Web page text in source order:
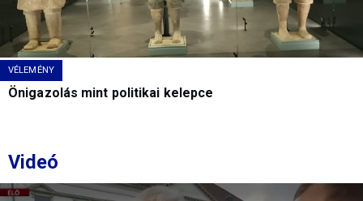
VÉLEMÉNY
Önigazolás mint politikai kelepce
Videó